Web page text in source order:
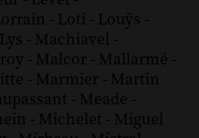
- Loti - Louÿs -
Lys - Machiavel -
- Malcor - Mallarmé -
- Marmier - Martin
- Meade -
- Michelet - Miguel